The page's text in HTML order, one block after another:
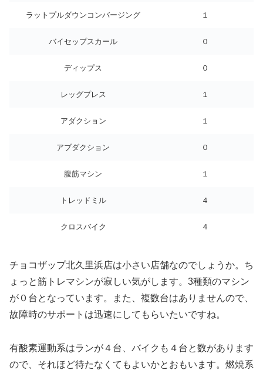
ラットプルダウンコンバージング １
バイセップスカール ０
ディップス ０
レッグプレス １
アダクション １
アブダクション ０
腹筋マシン １
トレッドミル ４
クロスバイク ４
チョコザップ北久里浜店は小さい店舗なのでしょうか。ち
ょっと筋トレマシンが寂しい気がします。3種類のマシン
が０台となっています。また、複数台はありませんので、
故障時のサポートは迅速にしてもらいたいですね。
有酸素運動系はランが４台、バイクも４台と数があります
ので、それほど待たなくてもよいかとおもいます。燃焼系